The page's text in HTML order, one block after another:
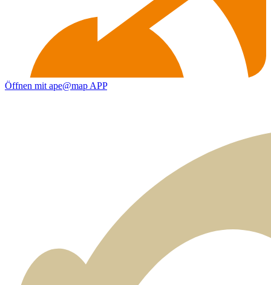
Öffnen mit ape@map APP